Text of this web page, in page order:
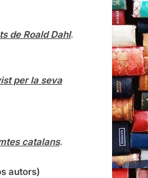
de Roald Dahl.
per la seva
catalans.
autors)